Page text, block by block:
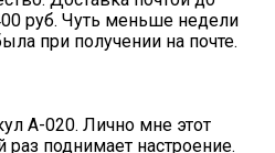
руб. Чуть меньше недели
при получении на почте.
А-020. Лично мне этот
поднимает настроение.